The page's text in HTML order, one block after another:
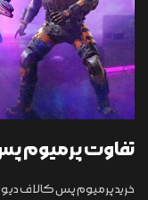
تفاوت پرمیوم
خرید پرمیوم‌ پس کالاف